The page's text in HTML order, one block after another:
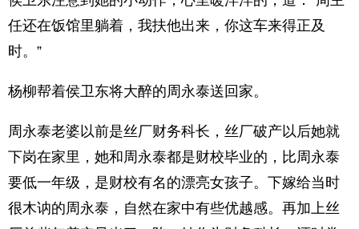
任还在饭馆里躺着，我扶他出来，你这车来得正及
时。”
杨柳帮着侯卫东将大醉的周永泰送回家。
周永泰老婆以前是丝厂财务科长，丝厂破产以后她就
下岗在家里，她和周永泰都是财校毕业的，比周永泰
要低一年级，是财校有名的漂亮女孩子。下嫁给当时
很木讷的周永泰，自然在家中有些优越感。再加上丝